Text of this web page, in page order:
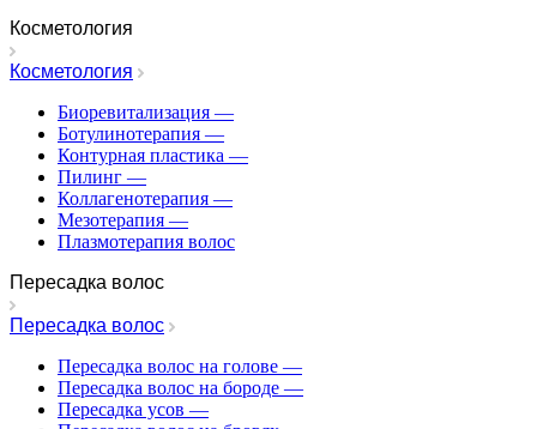
Косметология
Косметология
Биоревитализация —
Ботулинотерапия —
Контурная пластика —
Пилинг —
Коллагенотерапия —
Мезотерапия —
Плазмотерапия волос
Пересадка волос
Пересадка волос
Пересадка волос на голове —
Пересадка волос на бороде —
Пересадка усов —